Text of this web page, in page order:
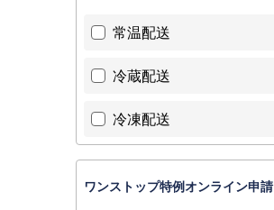
常温配送
冷蔵配送
冷凍配送
ワンストップ特例オンライン申請